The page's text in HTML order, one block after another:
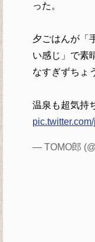
った。
夕ごはんが「
い感じ」で素
なすぎずちょ
温泉も超気持
— TOMO郎